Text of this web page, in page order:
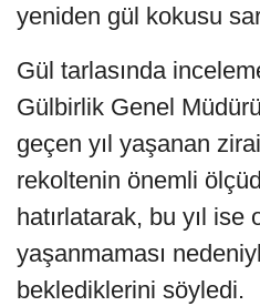
yeniden gül kokusu
Gül tarlasında
Gülbirlik Genel
geçen yıl yaşanan
rekoltenin önemli
hatırlatarak, bu yıl ise
yaşanmaması
beklediklerini söyledi.